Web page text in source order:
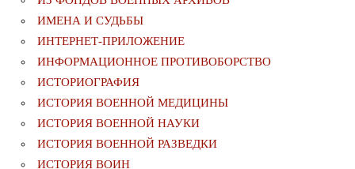
ИМЕНА И СУДЬБЫ
ИНТЕРНЕТ-ПРИЛОЖЕНИЕ
ИНФОРМАЦИОННОЕ ПРОТИВОБОРСТВО
ИСТОРИОГРАФИЯ
ИСТОРИЯ ВОЕННОЙ МЕДИЦИНЫ
ИСТОРИЯ ВОЕННОЙ НАУКИ
ИСТОРИЯ ВОЕННОЙ РАЗВЕДКИ
ИСТОРИЯ ВОИН